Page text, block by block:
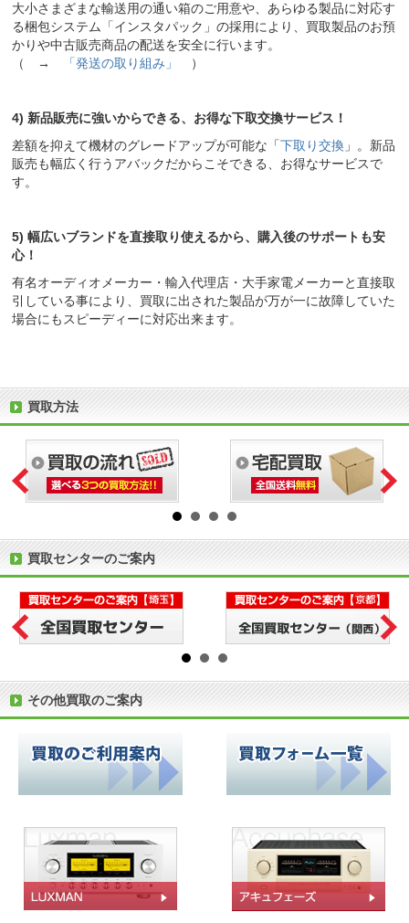
大小さまざまな輸送用の通い箱のご用意や、あらゆる製品に対応す
る梱包システム「インスタパック」の採用により、買取製品のお預
かりや中古販売商品の配送を安全に行います。
（ →
「発送の取り組み」 ）
4) 新品販売に強いからできる、お得な下取交換サービス！
差額を抑えて機材のグレードアップが可能な「下取り交換 」。新品
販売も幅広く行うアバックだからこそできる、お得なサービスで
す。
5) 幅広いブランドを直接取り使えるから、購入後のサポートも安
心！
有名オーディオメーカー・輸入代理店・大手家電メーカーと直接取
引している事により、買取に出された製品が万が一に故障していた
場合にもスピーディーに対応出来ます。
買取方法
買取センターのご案内
その他買取のご案内